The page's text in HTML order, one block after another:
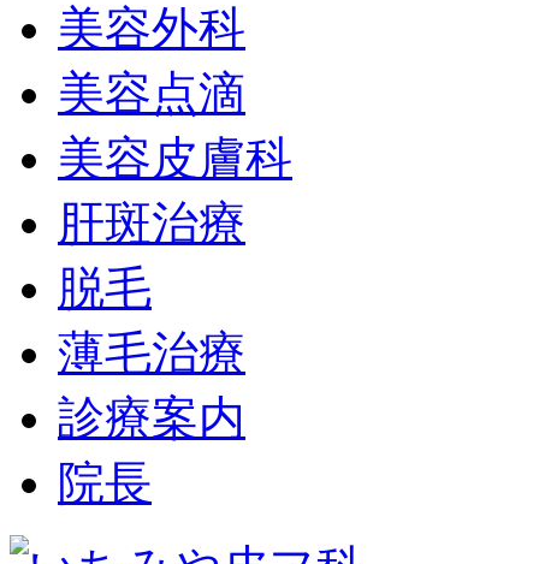
美容外科
美容点滴
美容皮膚科
肝斑治療
脱毛
薄毛治療
診療案内
院長